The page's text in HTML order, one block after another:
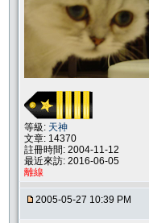
等級: 天神
文章: 14370
註冊時間: 2004-11-12
最近來訪: 2016-06-05
離線
2005-05-27 10:39 PM